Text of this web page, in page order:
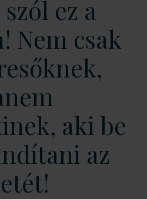
ez a
Nem csak
aki be
az